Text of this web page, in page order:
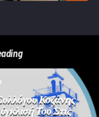
Κοζάνης
Του Στις